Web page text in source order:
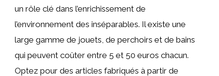
un rôle clé dans l’enrichissement de
l’environnement des inséparables. Il existe une
large gamme de jouets, de perchoirs et de bains
qui peuvent coûter entre 5 et 50 euros chacun.
Optez pour des articles fabriqués à partir de